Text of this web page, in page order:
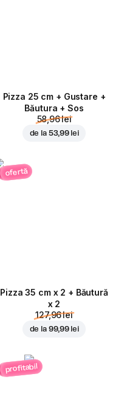
Pizza 25 cm + Gustare +
Băutura + Sos
58,96 lei
de la 53,99 lei
ofertă
Pizza 35 cm x 2 + Băutură
x 2
127,96 lei
de la 99,99 lei
profitabil